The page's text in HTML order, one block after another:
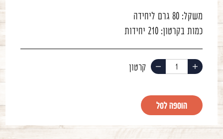
משקל:80 גרם ליחידה
כמות בקרטון:210 יחידות
הוסף
החסר
הוספה לסל